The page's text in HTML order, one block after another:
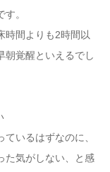
。
時間よりも2時間以
朝覚醒といえるでし
いるはずなのに、
た気がしない、と感